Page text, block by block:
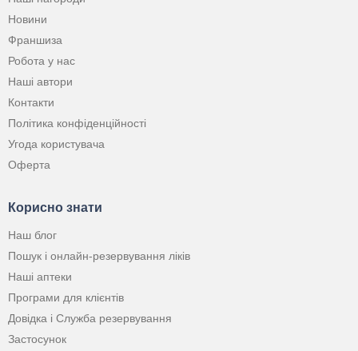
Новини
Франшиза
Робота у нас
Наші автори
Контакти
Політика конфіденційності
Угода користувача
Оферта
Корисно знати
Наш блог
Пошук і онлайн-резервування ліків
Наші аптеки
Програми для клієнтів
Довідка і Служба резервування
Застосунок